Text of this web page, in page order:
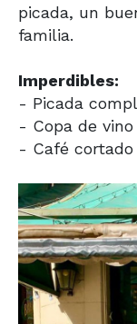
picada, un
familia.
Imperdibles:
- Picada
- Copa de
- Café